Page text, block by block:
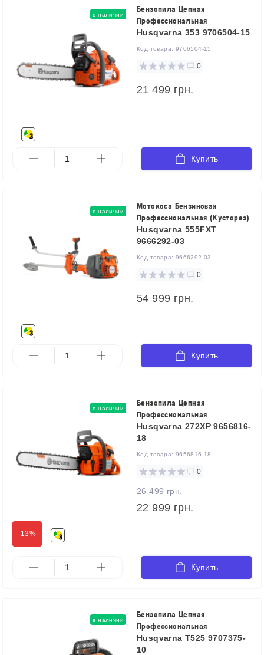
в наличии
Бензопила Цепная
Профессиональная
Husqvarna 353 9706504-15
Код товара: 9706504-15
0
21 499 грн.
Купить
в наличии
Мотокоса Бензиновая
Профессиональная (Кусторез)
Husqvarna 555FXT
9666292-03
Код товара: 9666292-03
0
54 999 грн.
Купить
-13%
в наличии
Бензопила Цепная
Профессиональная
Husqvarna 272XP 9656816-
18
Код товара: 9656816-18
0
26 499 грн.
22 999 грн.
Купить
в наличии
Бензопила Цепная
Профессиональная
Husqvarna T525 9707375-
10